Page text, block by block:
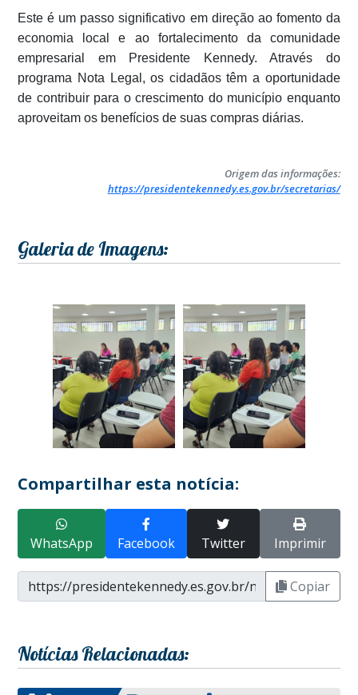
Este é um passo significativo em direção ao fomento da
economia local e ao fortalecimento da comunidade
empresarial em Presidente Kennedy. Através do
programa Nota Legal, os cidadãos têm a oportunidade
de contribuir para o crescimento do município enquanto
aproveitam os benefícios de suas compras diárias.
Origem das informações:
https://presidentekennedy.es.gov.br/secretarias/
Galeria de Imagens:
Compartilhar esta notícia:
WhatsApp Facebook Twitter Imprimir
Copiar
Notícias Relacionadas: